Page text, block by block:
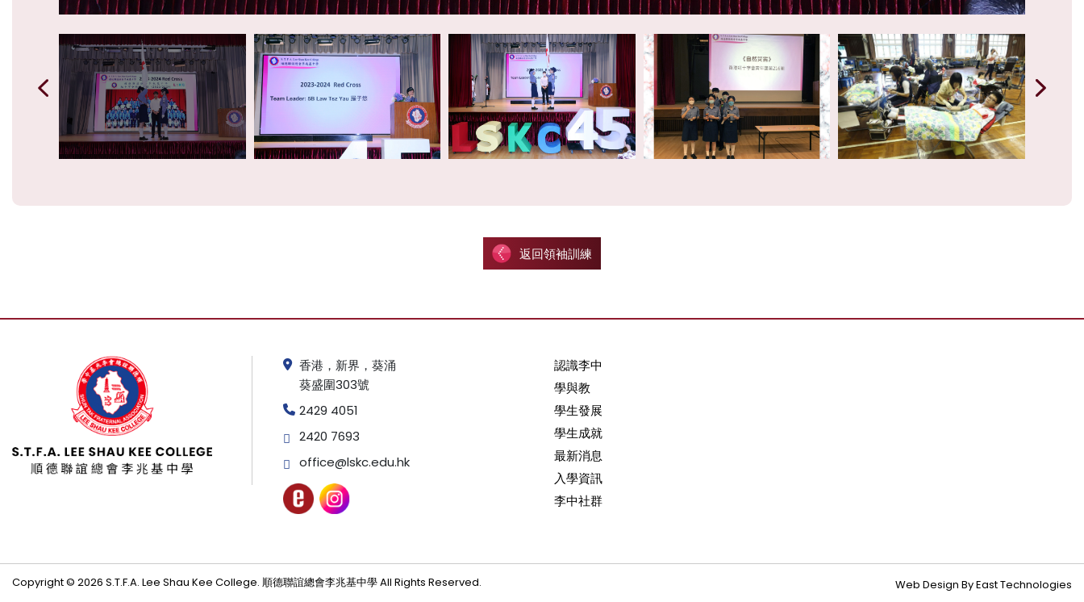
返回領袖訓練
香港，新界，葵涌
葵盛圍303號
2429 4051
2420 7693
office@lskc.edu.hk
認識李中
學與教
學生發展
學生成就
最新消息
入學資訊
李中社群
Copyright © 2026 S.T.F.A. Lee Shau Kee College. 順德聯誼總會李兆基中學 All Rights Reserved. Web Design By East Technologies